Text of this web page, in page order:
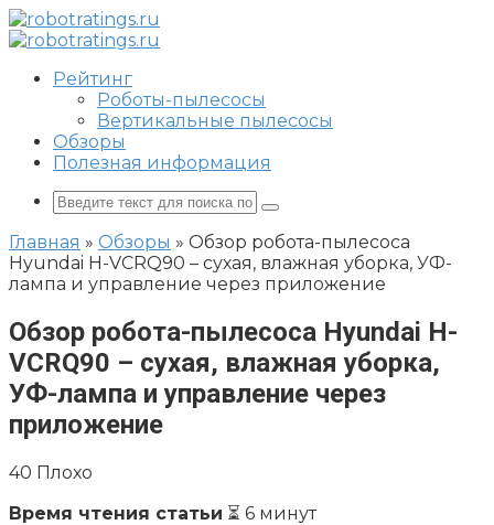
Перейти
к
Рейтинг
Роботы-пылесосы
Вертикальные пылесосы
Обзоры
Полезная информация
Поиск:
Главная » Обзоры » Обзор робота-пылесоса
Hyundai H-VCRQ90 – сухая, влажная уборка, УФ-
лампа и управление через приложение
Обзор робота-пылесоса Hyundai H-
VCRQ90 – сухая, влажная уборка,
УФ-лампа и управление через
приложение
40 Плохо
Время чтения статьи ⏳ 6 минут